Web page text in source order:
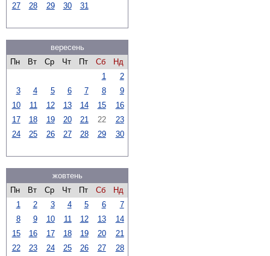
27
28 29 30 31
вересень
Пн
Вт Ср Чт Пт Сб
Нд
1
2
3
4 5 6 7 8
9
10
11 12 13 14 15
16
17
18 19 20 21 22
23
24
25 26 27 28 29 30
жовтень
Пн
Вт Ср Чт Пт Сб
Нд
1
2 3 4 5 6
7
8
9 10 11 12 13
14
15
16 17 18 19 20
21
22
23 24 25 26 27
28